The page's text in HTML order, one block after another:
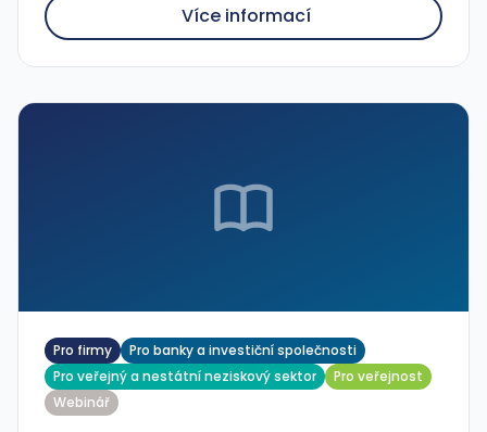
Více informací
Pro firmy
Pro banky a investiční společnosti
Pro veřejný a nestátní neziskový sektor
Pro veřejnost
Webinář